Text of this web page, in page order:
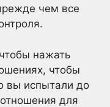
чем все
нажать
чтобы
вы испытали до
для